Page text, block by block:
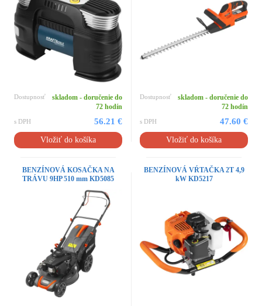
Dostupnosť
skladom - doručenie do
72 hodín
s DPH 56.21 €
Vložiť do košíka
Dostupnosť
skladom - doručenie do
72 hodín
s DPH 47.60 €
Vložiť do košíka
BENZÍNOVÁ KOSAČKA NA
TRÁVU 9HP 510 mm KD5085
BENZÍNOVÁ VŔTAČKA 2T 4,9
kW KD5217